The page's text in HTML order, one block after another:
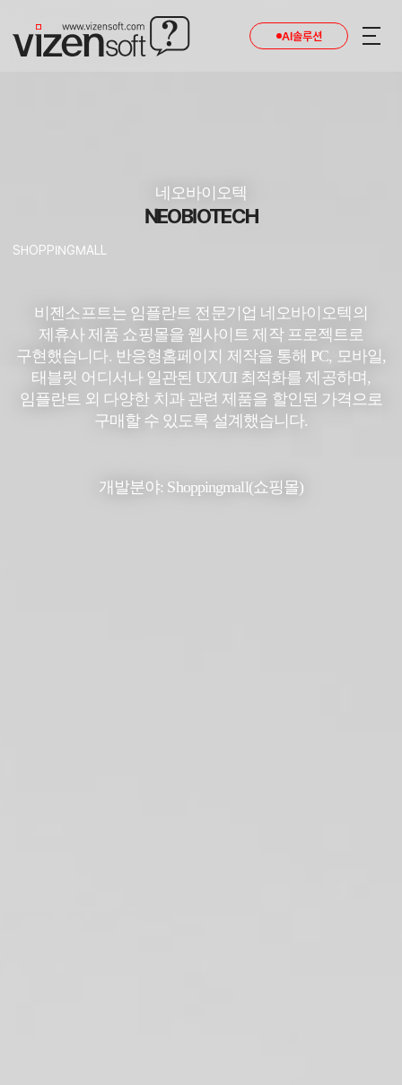
AI솔루션
네오바이오텍
NEOBIOTECH
SHOPPINGMALL
비젠소프트는 임플란트 전문기업 네오바이오텍의
제휴사 제품 쇼핑몰을 웹사이트 제작 프로젝트로
구현했습니다. 반응형홈페이지 제작을 통해 PC, 모바일,
태블릿 어디서나 일관된 UX/UI 최적화를 제공하며,
임플란트 외 다양한 치과 관련 제품을 할인된 가격으로
구매할 수 있도록 설계했습니다.
개발분야: Shoppingmall(쇼핑몰)